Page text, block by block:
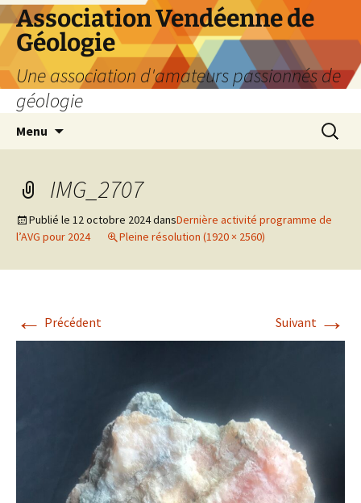
Aller
au
contenu
Association Vendéenne de
Géologie
Une association d'amateurs passionnés de
géologie
Menu
IMG_2707
Publié le 12 octobre 2024dansDernière activité programme de
l’AVG pour 2024
Pleine résolution (1920 × 2560)
← Précédent Suivant →